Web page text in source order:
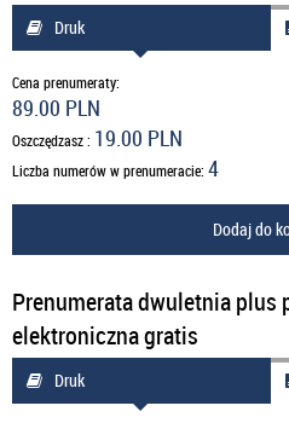
Druk
Cena prenumeraty:
89.00 PLN
Oszczędzasz : 19.00 PLN
Liczba numerów w prenumeracie: 4
Dodaj do
Prenumerata dwuletnia plus
elektroniczna gratis
Druk